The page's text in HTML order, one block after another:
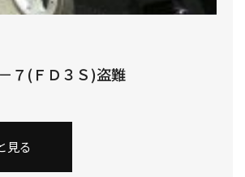
７(ＦＤ３Ｓ)盗難
見る